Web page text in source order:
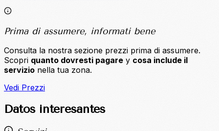
Prima di assumere, informati bene
Consulta la nostra sezione prezzi prima di assumere.
Scopri quanto dovresti pagare y cosa include il
servizio nella tua zona.
Vedi Prezzi
Datos interesantes